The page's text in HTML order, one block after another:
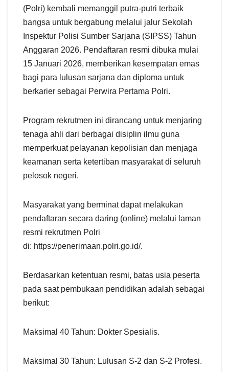
(Polri) kembali memanggil putra-putri terbaik
bangsa untuk bergabung melalui jalur Sekolah
Inspektur Polisi Sumber Sarjana (SIPSS) Tahun
Anggaran 2026. Pendaftaran resmi dibuka mulai
15 Januari 2026, memberikan kesempatan emas
bagi para lulusan sarjana dan diploma untuk
berkarier sebagai Perwira Pertama Polri.
Program rekrutmen ini dirancang untuk menjaring
tenaga ahli dari berbagai disiplin ilmu guna
memperkuat pelayanan kepolisian dan menjaga
keamanan serta ketertiban masyarakat di seluruh
pelosok negeri.
Masyarakat yang berminat dapat melakukan
pendaftaran secara daring (online) melalui laman
resmi rekrutmen Polri
di: https://penerimaan.polri.go.id/.
Berdasarkan ketentuan resmi, batas usia peserta
pada saat pembukaan pendidikan adalah sebagai
berikut:
Maksimal 40 Tahun: Dokter Spesialis.
Maksimal 30 Tahun: Lulusan S-2 dan S-2 Profesi.